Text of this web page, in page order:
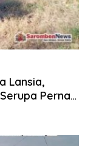
Lansia,
Pernah